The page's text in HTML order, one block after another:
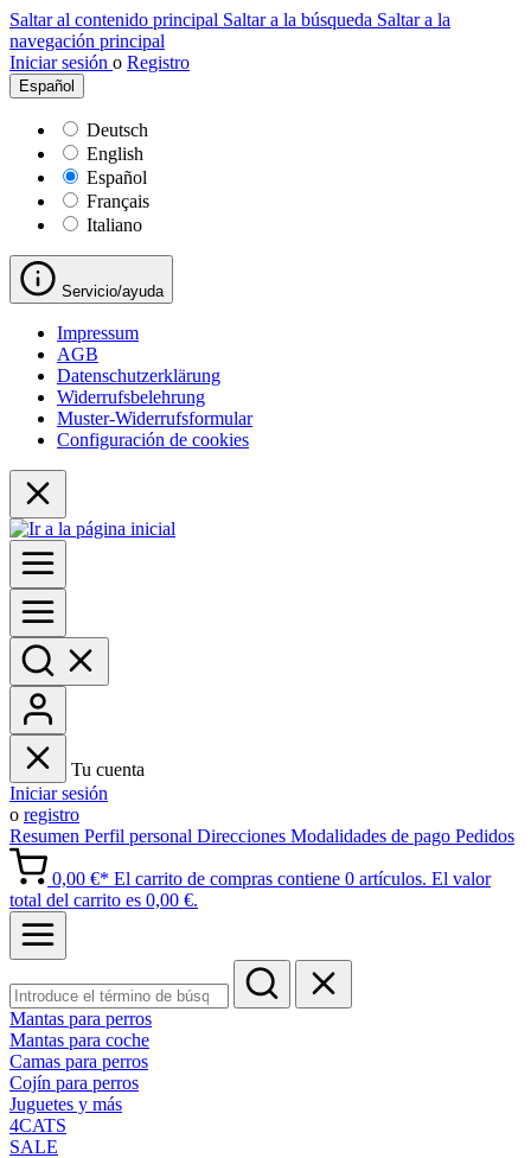
Saltar al contenido principal Saltar a la búsqueda Saltar a la
navegación principal
Iniciar sesión o Registro
Español
Deutsch
English
Español
Français
Italiano
Servicio/ayuda
Impressum
AGB
Datenschutzerklärung
Widerrufsbelehrung
Muster-Widerrufsformular
Configuración de cookies
Tu cuenta
Iniciar sesión
o registro
Resumen Perfil personal Direcciones Modalidades de pago Pedidos
0,00 €* El carrito de compras contiene 0 artículos. El valor
total del carrito es 0,00 €.
Mantas para perros
Mantas para coche
Camas para perros
Cojín para perros
Juguetes y más
4CATS
SALE